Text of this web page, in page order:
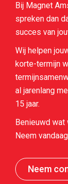
Bij Magnet
spreken dan
succes van
Wij helpen
korte-termijn
al jarenlang
15 jaar.
Benieuwd
Neem
Neem